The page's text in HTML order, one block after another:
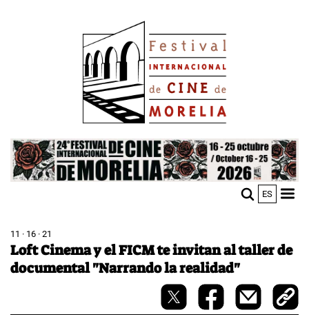
Image
ES
11 · 16 · 21
Loft Cinema y el FICM te invitan al taller de
documental "Narrando la realidad"